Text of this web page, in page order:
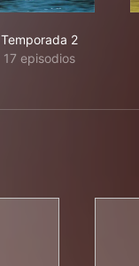
Temporada 2
17 episodios